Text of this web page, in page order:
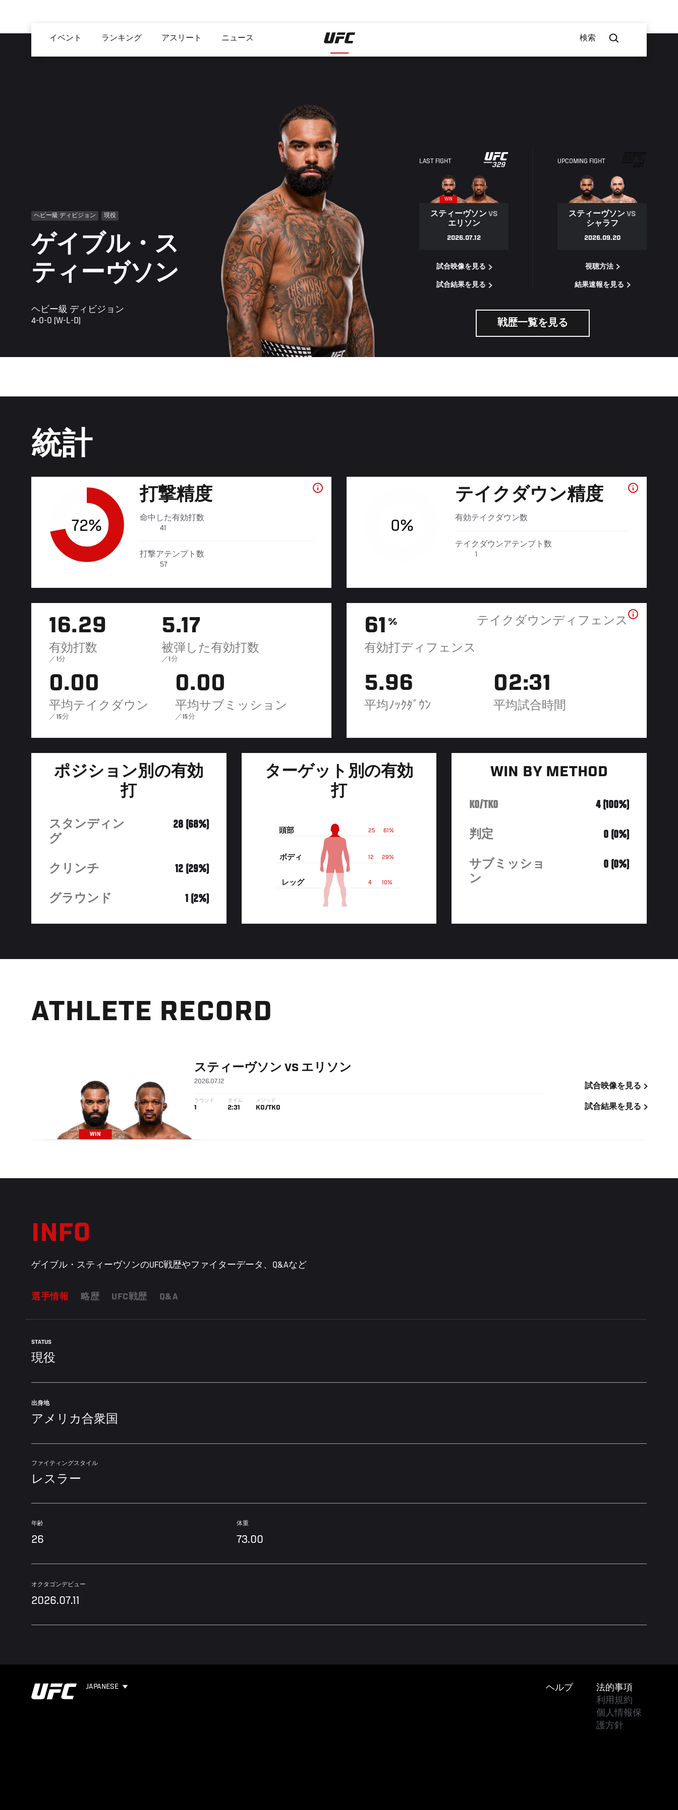
navigation
イベント ランキング アスリート ニュース 検索
ヘビー級 ディビジョン 現役
ゲイブル・ス
ティーヴソン
ヘビー級 ディビジョン
4-0-0 (W-L-D)
LAST FIGHT
WIN
スティーヴソンVS
エリソン
2026.07.12
試合映像を見る
試合結果を見る
UPCOMING FIGHT
スティーヴソンVS
シャラフ
2026.09.20
視聴方法
結果速報を見る
戦歴一覧を見る
統計
72%
打撃精度
命中した有効打数
41
打撃アテンプト数
57
0%
テイクダウン精度
有効テイクダウン数
テイクダウンアテンプト数
1
16.29
有効打数
／1分
5.17
被弾した有効打数
／1分
0.00
平均テイクダウン
／15分
0.00
平均サブミッション
／15分
61 %
有効打ディフェンス
テイクダウンディフェンス
5.96
平均ﾉｯｸﾀﾞｳﾝ
02:31
平均試合時間
ポジション別の有効
打
スタンディン
グ
28 (68%)
クリンチ 12 (29%)
グラウンド 1 (2%)
ターゲット別の有効
打
61%
25
頭部
29%
12
ボディ
10%
4
レッグ
WIN BY METHOD
KO/TKO 4 (100%)
判定 0 (0%)
サブミッショ
ン
0 (0%)
ATHLETE RECORD
WIN
スティーヴソン VS エリソン
2026.07.12
ラウンド
1
タイム
2:31
メソッド
KO/TKO
試合映像を見る
試合結果を見る
INFO
ゲイブル・スティーヴソンのUFC戦歴やファイターデータ、Q&Aなど
選手情報 略歴 UFC戦歴 Q&A
STATUS
現役
出身地
アメリカ合衆国
ファイティングスタイル
レスラー
年齢
26
体重
73.00
オクタゴンデビュー
2026.07.11
JAPANESE Footer
ヘルプ
法的事項
利用規約
個人情報保
護方針